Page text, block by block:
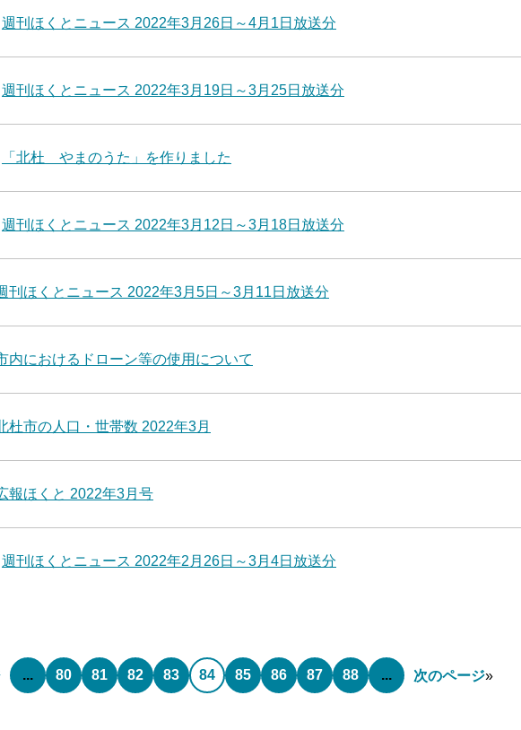
週刊ほくとニュース 2022年3月26日～4月1日放送分
週刊ほくとニュース 2022年3月19日～3月25日放送分
「北杜 やまのうた」を作りました
週刊ほくとニュース 2022年3月12日～3月18日放送分
刊ほくとニュース 2022年3月5日～3月11日放送分
内におけるドローン等の使用について
杜市の人口・世帯数 2022年3月
報ほくと 2022年3月号
週刊ほくとニュース 2022年2月26日～3月4日放送分
... 80 81 82 83 84 85 86 87 88 ... 次のページ»